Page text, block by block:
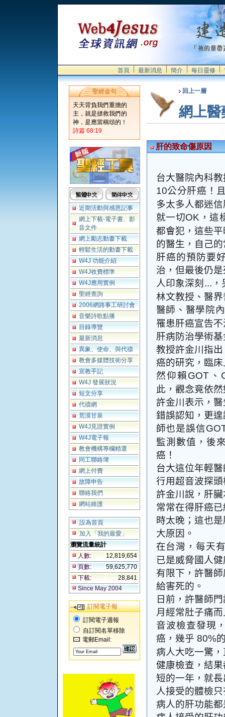
首頁 最新消息 簡介 每日靈修
聖經金句
天天背負我們重擔的
主，就是拯救我們的
神，是應當稱頌的！
詩篇 68:19
近期活動與感恩記事
網上下載-電子書、影
音文件
網上勵志動畫下載
輕鬆生活的動畫下載
W4J 功能介紹
W4J收費標準
W4J應用實例
聖經查詢
2006網路事工研討會
音樂詩歌點播
目錄導覽
最新消息
異象、使命、與代禱
教會多媒體技術分享
宣教手記
W4J 發展狀況
短文分享
代禱網
荒漠甘泉
W4J見證實例
W4J電子報
教會機構專欄精選
同工聯絡簿
網上付費
故障申告
聯絡我們
網站維護
設為首頁
加入「我的最愛」
瀏覽流量統計
人數:
12,819,654
頁數:
59,625,770
下載:
28,841
Since May 2004
訂閱電子報
訂閱電子週報
自訂閱名單移除
電郵Email:
回上一層
網上醫
肝的致命傷原因
台大醫院內科
10公分肝癌！
多太多人都迷
就一切OK ，
都會犯，這些
的醫生，自己
肝癌的預防要
治，但最後仍
人印象深刻...
林文教授、醫
醫師、醫學院
罹患肝癌宣告
肝病防治學術
教授許金川指
癌的研究，臨
然仰賴GOT 、
此，觀念竟依
許金川表示，
錯誤認知，更
師也是誤信
監測數值，後
癌！
台大這位年輕
行用超音波探
許金川說，肝
常常在得肝癌
時太晚；這也
大原因。
在台灣，每天
已是威脅國人
有限下，許醫
給害死的。
日前，許醫師
月經常肚子痛
音波檢查發現
癌，幾乎 80%
病人大吃一驚
健康檢查，結
短的一年，就
人接受的體檢
病人的肝功能